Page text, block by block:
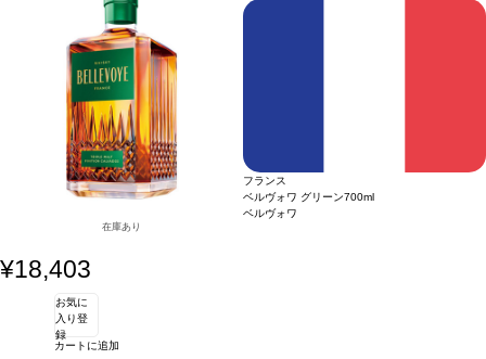
タンニンを持つ、長い余韻の後味は特徴的なピートの香りを示す。
在庫あり
フランス
ベルヴォワ グリーン700ml
ベルヴォワ
¥18,403
お気に
入り登
録
カートに追加